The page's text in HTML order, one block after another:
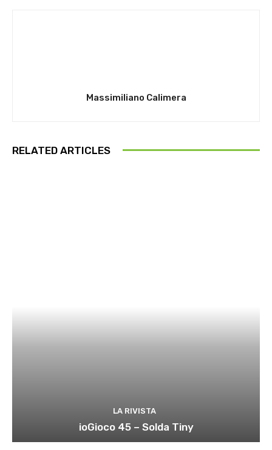
Massimiliano Calimera
RELATED ARTICLES
LA RIVISTA
ioGioco 45 – Solda Tiny